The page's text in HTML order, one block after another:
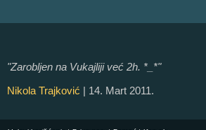
"Zarobljen na Vukajliji već 2h. *_*"
Nikola Trajković | 14. Mart 2011.